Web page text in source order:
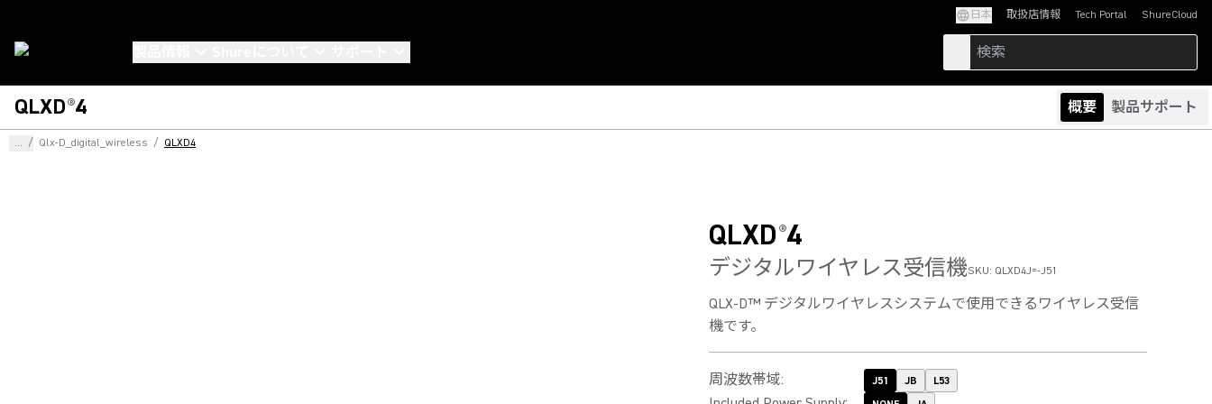
日本 取扱店情報 Tech Portal
(Opens in a new tab)ShureCloud
(Opens in a new
QLXD®4 概要 製品サポート
... / Qlx-D_digital_wireless / QLXD4
QLXD ®4
デジタルワイヤレス受信機SKU: QLXD4J=-J51
QLX-D™ デジタルワイヤレスシステムで使用できるワイヤレス受信
機です。
周波数帯域: J51 JB L53